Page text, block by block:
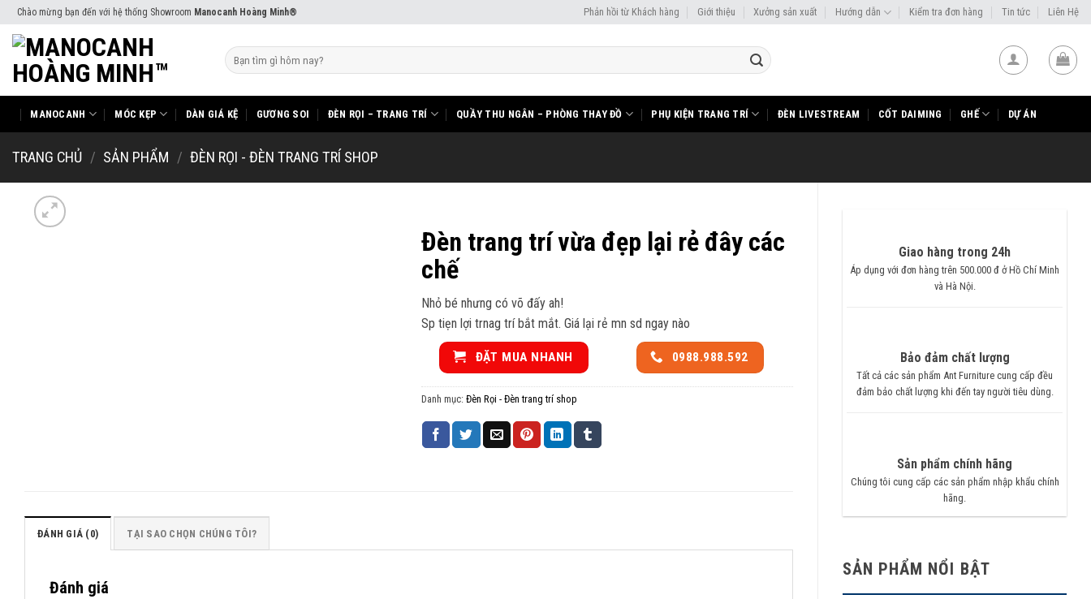
Skip
to
content
Chào mừng bạn đến với hệ thống Showroom Manocanh Hoàng Minh® Phản hồi từ Khách hàng Giới thiệu Xưởng sản xuất Hướng dẫn Kiểm tra đơn hàng Tin tức Liên Hệ
Tìm
kiếm:
MANOCANH MÓC KẸP DÀN GIÁ KỆ GƯƠNG SOI ĐÈN RỌI – TRANG TRÍ QUẦY THU NGÂN – PHÒNG THAY ĐỒ PHỤ KIỆN TRANG TRÍ ĐÈN LIVESTREAM CỐT DAIMING GHẾ DỰ ÁN
TRANG CHỦ / SẢN PHẨM / ĐÈN RỌI - ĐÈN TRANG TRÍ SHOP
Giao hàng trong 24h
Áp dụng với đơn hàng trên 500.000 đ ở Hồ Chí Minh
và Hà Nội.
Bảo đảm chất lượng
Tất cả các sản phẩm Ant Furniture cung cấp đều
đảm bảo chất lượng khi đến tay người tiêu dùng.
Sản phẩm chính hãng
Chúng tôi cung cấp các sản phẩm nhập khẩu chính
hãng.
SẢN PHẨM NỔI BẬT
Đèn trang trí vừa đẹp lại rẻ đây các
chế
Nhỏ bé nhưng có võ đấy ah!
Sp tiẹn lợi trnag trí bắt mắt. Giá lại rẻ mn sd ngay nào
ĐẶT MUA NHANH 0988.988.592
Danh mục: Đèn Rọi - Đèn trang trí shop
ĐÁNH GIÁ (0) TẠI SAO CHỌN CHÚNG TÔI?
Đánh giá